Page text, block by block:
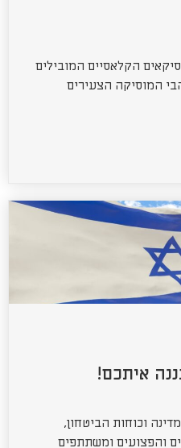
הקלאסיים המובילים
המוסיקה הצעירים
איתכם!
וכוחות הביטחון,
והפצועים ומשתתפים